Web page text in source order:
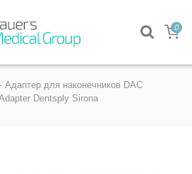
0
Адаптер для наконечникoв DAC
Dentsply Sirona